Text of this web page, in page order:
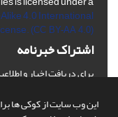
این وب سایت از کوکی ها
4.0 International
(CC BY-AA 4.0)
اشتراک خبرنامه
برای دریافت اخبار و